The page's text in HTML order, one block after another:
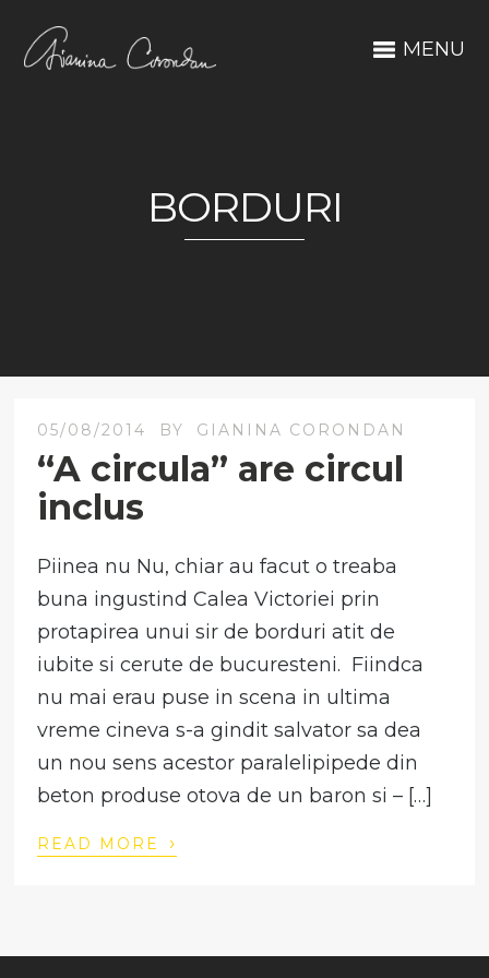
MENU
BORDURI
05/08/2014 BY GIANINA CORONDAN
“A circula” are circul
inclus
Piinea nu Nu, chiar au facut o treaba
buna ingustind Calea Victoriei prin
protapirea unui sir de borduri atit de
iubite si cerute de bucuresteni. Fiindca
nu mai erau puse in scena in ultima
vreme cineva s-a gindit salvator sa dea
un nou sens acestor paralelipipede din
beton produse otova de un baron si – […]
READ MORE ›